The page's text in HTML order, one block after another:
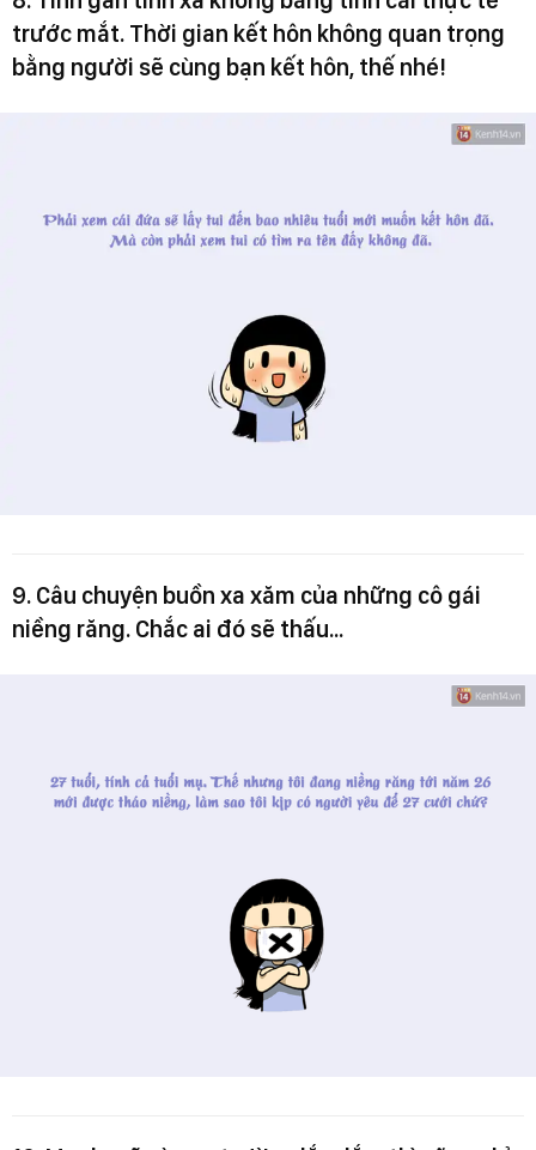
trước mắt. Thời gian kết hôn không quan trọng
bằng người sẽ cùng bạn kết hôn, thế nhé!
9. Câu chuyện buồn xa xăm của những cô gái
niềng răng. Chắc ai đó sẽ thấu...